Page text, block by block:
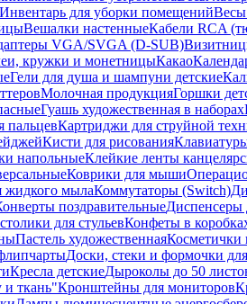
Инвентарь для уборки помещенийВесы
Вешалки настенныеКабели RCA
VGA/SVGA (D-SUB)
кружки и монетницыКакао
Гели для душа и шампуни детские
Молочная продукцияГоршки
Гуашь художественная в наборах
пальцевКартриджи для струйной
Кисти для рисования
напольныеКлейкие ленты
Коврики для мыши
жидкого мылаКоммутаторы (Switch)
поздравительныеДиспенсеры
для стульевКонфеты в
Пастель художественнаяКосметички
Доски, стеки и формочки
Кресла детскиеДыроколы до 50
ткань"Кронштейны для мониторов